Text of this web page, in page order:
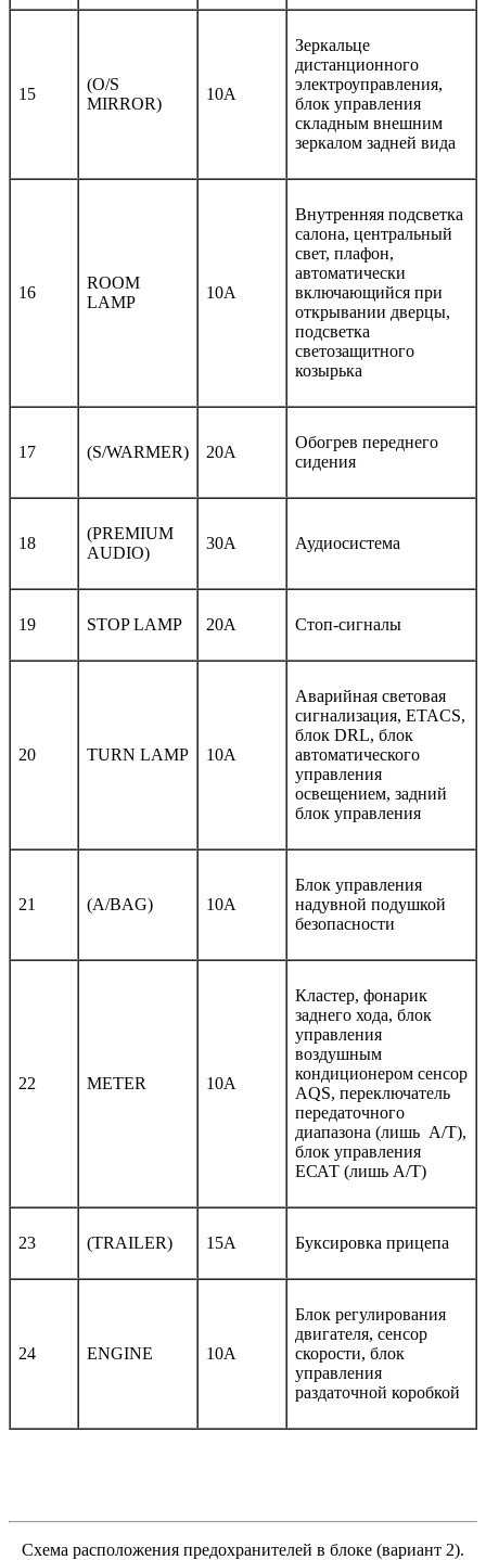
15
(O/S
MIRROR)
10A
Зеркальце
дистанционного
электроуправления,
блок управления
складным внешним
зеркалом задней вида
16
ROOM
LAMP
10A
Внутренняя подсветка
салона, центральный
свет, плафон,
автоматически
включающийся при
открывании дверцы,
подсветка
светозащитного
козырька
17 (S/WARMER) 20A
Обогрев переднего
сидения
18
(PREMIUM
AUDIO)
30A Аудиосистема
19 STOP LAMP 20А Стоп-сигналы
20 TURN LAMP 10А
Аварийная световая
сигнализация, ETACS,
блок DRL, блок
автоматического
управления
освещением, задний
блок управления
21 (A/BAG) 10А
Блок управления
надувной подушкой
безопасности
22 METER 10А
Кластер, фонарик
заднего хода, блок
управления
воздушным
кондиционером сенсор
AQS, переключатель
передаточного
диапазона (лишь A/T),
блок управления
ЕСАТ (лишь A/T)
23 (TRAILER) 15А Буксировка прицепа
24 ENGINE 10А
Блок регулирования
двигателя, сенсор
скорости, блок
управления
раздаточной коробкой
Схема расположения предохранителей в блоке (вариант 2).